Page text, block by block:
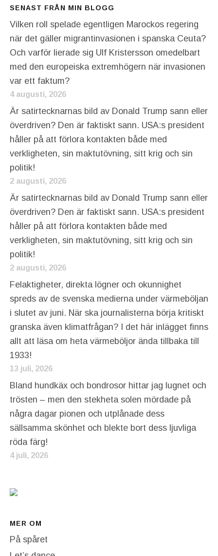
SENAST FRÅN MIN BLOGG
Vilken roll spelade egentligen Marockos regering
när det gäller migrantinvasionen i spanska Ceuta?
Och varför lierade sig Ulf Kristersson omedelbart
med den europeiska extremhögern när invasionen
var ett faktum?
4 augusti, 2026
Är satirtecknarnas bild av Donald Trump sann eller
överdriven? Den är faktiskt sann. USA:s president
håller på att förlora kontakten både med
verkligheten, sin maktutövning, sitt krig och sin
politik!
2 augusti, 2026
Är satirtecknarnas bild av Donald Trump sann eller
överdriven? Den är faktiskt sann. USA:s president
håller på att förlora kontakten både med
verkligheten, sin maktutövning, sitt krig och sin
politik!
2 augusti, 2026
Felaktigheter, direkta lögner och okunnighet
spreds av de svenska medierna under värmeböljan
i slutet av juni. När ska journalisterna börja kritiskt
granska även klimatfrågan? I det här inlägget finns
allt att läsa om heta värmeböljor ända tillbaka till
1933!
13 juli, 2026
Bland hundkäx och bondrosor hittar jag lugnet och
trösten – men den stekheta solen mördade på
några dagar pionen och utplånade dess
sällsamma skönhet och blekte bort dess ljuvliga
röda färg!
4 juli, 2026
MER OM
På spåret